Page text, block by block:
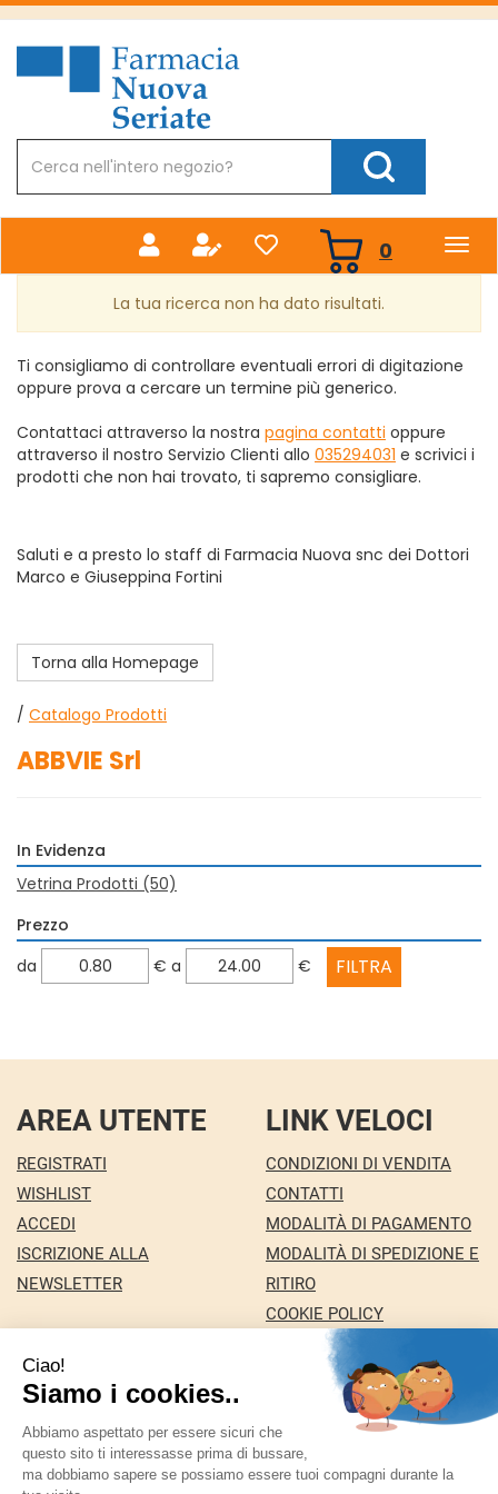
Passa
principale
Farmacia
Nuova
Prodotto
Cerca Prodotto
0 prodotti
inseriti
La tua ricerca non ha dato risultati.
Ti consigliamo di controllare eventuali errori di digitazione
oppure prova a cercare un termine più generico.
Contattaci attraverso la nostra pagina contatti oppure
attraverso il nostro Servizio Clienti allo 035294031 e scrivici i
prodotti che non hai trovato, ti sapremo consigliare.
Saluti e a presto lo staff di Farmacia Nuova snc dei Dottori
Marco e Giuseppina Fortini
Torna alla Homepage
/ Catalogo Prodotti
ABBVIE Srl
In Evidenza
Vetrina Prodotti (50)
Prezzo
filtra
da € filtra
a €
AREA UTENTE
REGISTRATI
WISHLIST
ACCEDI
ISCRIZIONE ALLA
NEWSLETTER
LINK VELOCI
CONDIZIONI DI VENDITA
CONTATTI
MODALITÀ DI PAGAMENTO
MODALITÀ DI SPEDIZIONE E
RITIRO
COOKIE POLICY
INFORMATIVA PRIVACY
Farmacia Nuova snc dei Dottori Marco e
Giuseppina Fortini - Via Italia 72 24068 Seriate (BG)
marforti@tin.it|Tel.: 035294031| P.Iva: 03258590169 |